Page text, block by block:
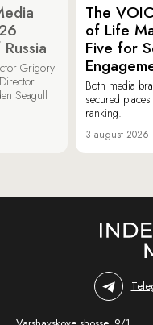
Grigory
Seagull
The
of Life
Five for
Both media
secured
ranking.
3 august 2026